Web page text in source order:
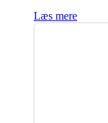
Læs mere